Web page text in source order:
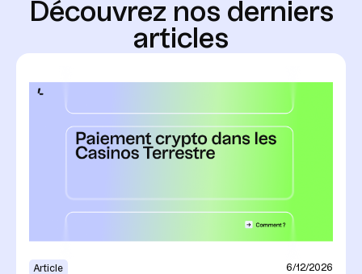
Découvrez nos derniers
artic es
Article 6/12/2026